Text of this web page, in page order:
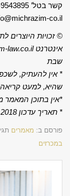
co.il.
© זכויות היוצרים
אינטרנטlaw.co.il
שבת
*אין להעתיק,
שהיא, למעט קריאה
*אין בתוכן המאמר
* תאריך עדכון 15.8.2018.
פורסם ב: מאמרים
במכרזים